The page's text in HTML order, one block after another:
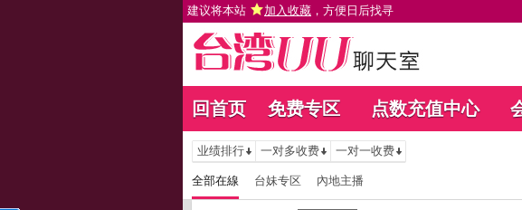
建议将本站 加入收藏 ，方便日后找寻
回首页 免费专区 点数充值中心
业绩排行 一对多收费 一对一收费
全部在線 台妹专区 內地主播